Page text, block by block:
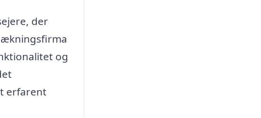
der
og
erfarent